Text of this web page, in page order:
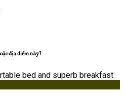
địa điểm này?
bed and superb breakfast